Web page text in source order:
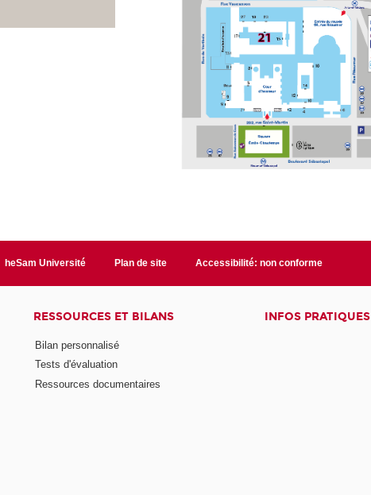
heSam Université Plan de site Accessibilité: non conforme
RESSOURCES ET BILANS
Bilan personnalisé
Tests d'évaluation
Ressources documentaires
INFOS PRATIQUES